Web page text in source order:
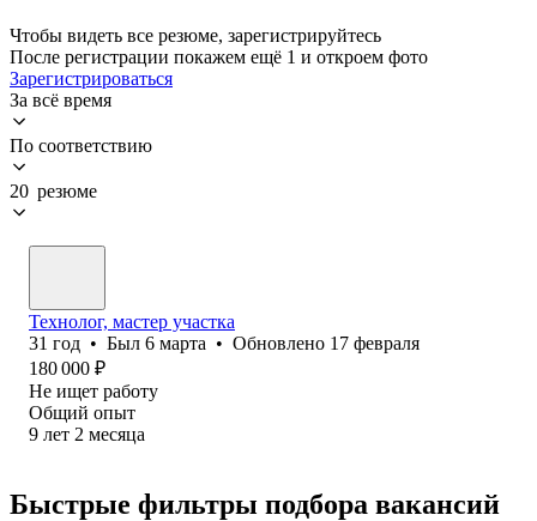
Чтобы видеть все резюме, зарегистрируйтесь
После регистрации покажем ещё 1 и откроем фото
Зарегистрироваться
За всё время
По соответствию
20 резюме
Технолог, мастер участка
31 год • Был 6 марта • Обновлено 17 февраля
180 000 ₽
Не ищет работу
Общий опыт
9 лет 2 месяца
Быстрые фильтры подбора вакансий